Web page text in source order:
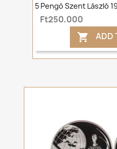
5 Pengő Szent László
Ft250,000
 ADD